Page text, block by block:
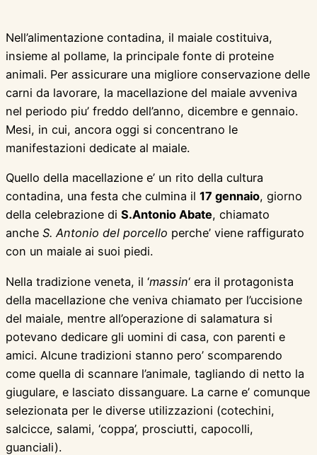
Nell’alimentazione contadina, il maiale costituiva,
insieme al pollame, la principale fonte di proteine
animali. Per assicurare una migliore conservazione delle
carni da lavorare, la macellazione del maiale avveniva
nel periodo piu’ freddo dell’anno, dicembre e gennaio.
Mesi, in cui, ancora oggi si concentrano le
manifestazioni dedicate al maiale.
Quello della macellazione e’ un rito della cultura
contadina, una festa che culmina il 17 gennaio, giorno
della celebrazione di S.Antonio Abate, chiamato
anche S. Antonio del porcello perche’ viene raffigurato
con un maiale ai suoi piedi.
Nella tradizione veneta, il ‘massin‘ era il protagonista
della macellazione che veniva chiamato per l’uccisione
del maiale, mentre all’operazione di salamatura si
potevano dedicare gli uomini di casa, con parenti e
amici. Alcune tradizioni stanno pero’ scomparendo
come quella di scannare l’animale, tagliando di netto la
giugulare, e lasciato dissanguare. La carne e’ comunque
selezionata per le diverse utilizzazioni (cotechini,
salcicce, salami, ‘coppa’, prosciutti, capocolli,
guanciali).